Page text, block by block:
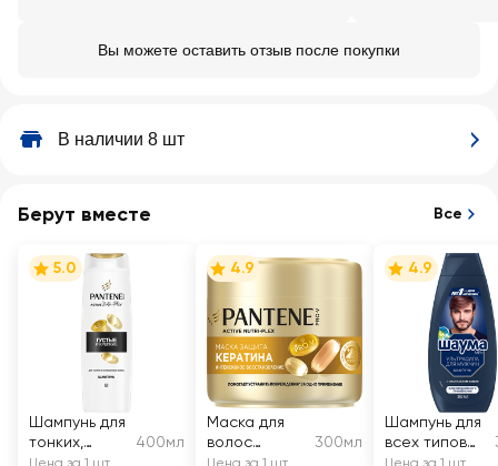
Вы можете оставить отзыв после покупки
В наличии 8 шт
Берут вместе Все
5.0
Шампунь для
тонких,
ослабленных
400мл
Цена за 1 шт
4.9
Маска для
волос
PANTENE Pro-
300мл
Цена за 1 шт
4.9
Шампунь для
всех типов
волос
Цена за 1 шт